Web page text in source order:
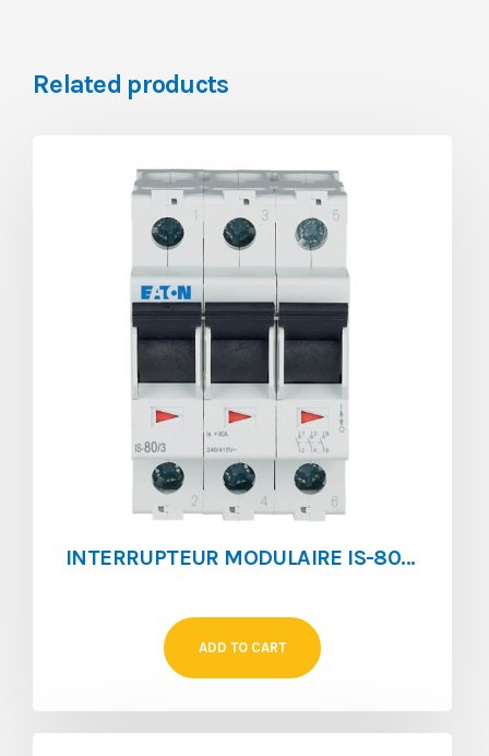
Related products
INTERRUPTEUR MODULAIRE IS-80/3
ADD TO CART